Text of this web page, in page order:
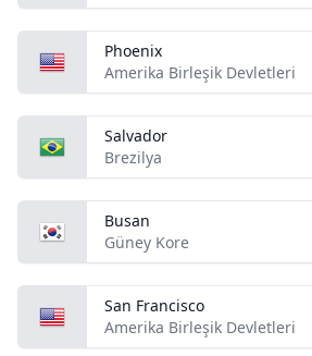
Phoenix
Amerika Birleşik Devletleri
Salvador
Brezilya
Busan
Güney Kore
San Francisco
Amerika Birleşik Devletleri